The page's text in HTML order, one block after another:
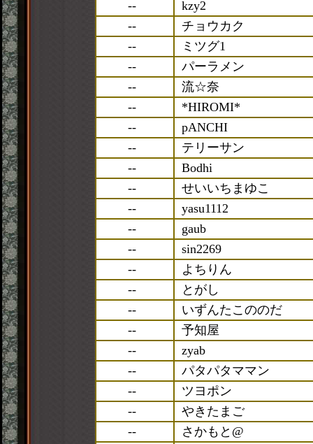
--
kzy2
--
チョウカク
--
ミツグ1
--
パーラメン
--
流☆奈
--
*HIROMI*
--
pANCHI
--
テリーサン
--
Bodhi
--
せいいちまゆこ
--
yasu1112
--
gaub
--
sin2269
--
よちりん
--
とがし
--
いずんたこののだ
--
予知屋
--
zyab
--
パタパタママン
--
ツヨポン
--
やきたまご
--
さかもと@